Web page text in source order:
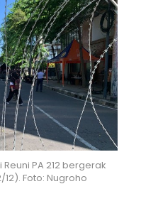
PA 212 bergerak
Foto: Nugroho